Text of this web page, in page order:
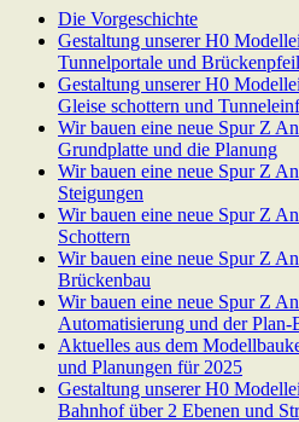
Die Vorgeschichte
Gestaltung unserer H0
Tunnelportale und
Gestaltung unserer H0
Gleise schottern und
Wir bauen eine neue Spur Z
Grundplatte und die Planung
Wir bauen eine neue Spur Z
Steigungen
Wir bauen eine neue Spur Z
Schottern
Wir bauen eine neue Spur Z
Brückenbau
Wir bauen eine neue Spur Z
Automatisierung und der Plan-
Aktuelles aus dem
und Planungen für 2025
Gestaltung unserer H0
Bahnhof über 2 Ebenen und